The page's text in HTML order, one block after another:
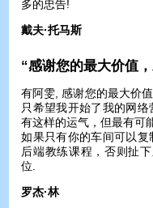
多的忠告!
戴夫·托马斯
“感谢您的最大价值
有阿雯, 感谢您的最大价
只希望我开始了我的网
有这样的运气，但最有可
如果只有你的车间可以
后端教练课程，否则扯
位.
罗杰·林